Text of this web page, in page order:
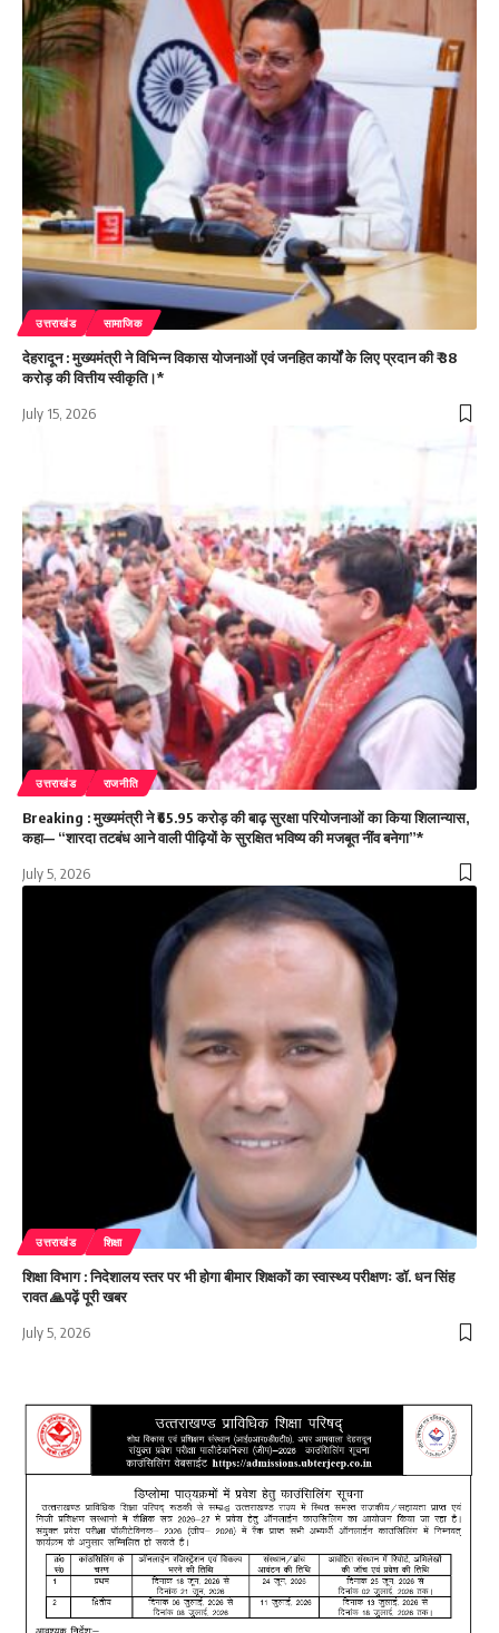
उत्तराखंड सामाजिक
देहरादून : मुख्यमंत्री ने विभिन्न विकास योजनाओं एवं जनहित कार्यों के लिए प्रदान की ₹ 38
करोड़ की वित्तीय स्वीकृति।*
July 15, 2026
उत्तराखंड राजनीति
Breaking : मुख्यमंत्री ने ₹65.95 करोड़ की बाढ़ सुरक्षा परियोजनाओं का किया शिलान्यास,
कहा— “शारदा तटबंध आने वाली पीढ़ियों के सुरक्षित भविष्य की मजबूत नींव बनेगा”*
July 5, 2026
उत्तराखंड शिक्षा
शिक्षा विभाग : निदेशालय स्तर पर भी होगा बीमार शिक्षकों का स्वास्थ्य परीक्षणः डाॅ. धन सिंह
रावत 🙏पढ़ें पूरी खबर
July 5, 2026